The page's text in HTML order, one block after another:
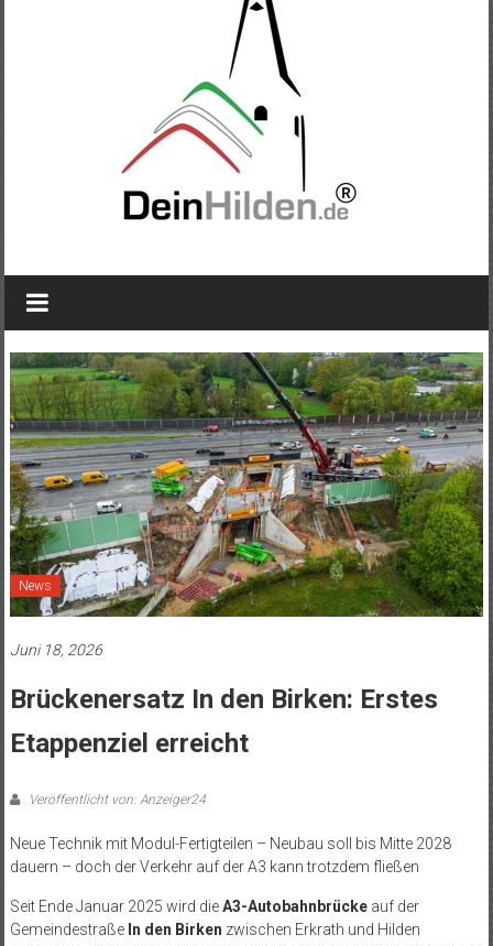
News
Juni 18, 2026
Brückenersatz In den Birken: Erstes
Etappenziel erreicht
Veröffentlicht von: Anzeiger24
Neue Technik mit Modul-Fertigteilen – Neubau soll bis Mitte 2028
dauern – doch der Verkehr auf der A3 kann trotzdem fließen
Seit Ende Januar 2025 wird dieA3-Autobahnbrückeauf der
Gemeindestraße In den Birken zwischen Erkrath und Hilden